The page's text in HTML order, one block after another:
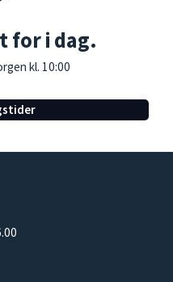
for i dag.
kl. 10:00